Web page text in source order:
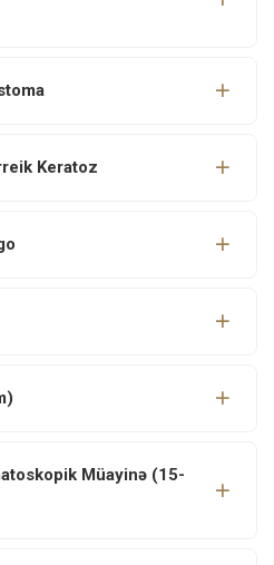
Keratoz
Müayinə (15-